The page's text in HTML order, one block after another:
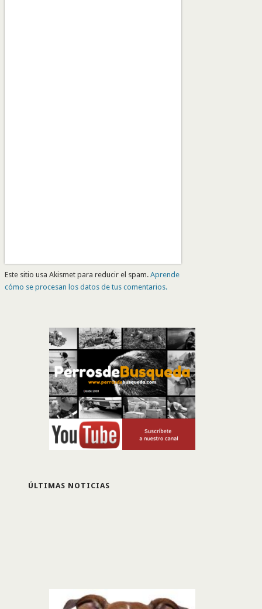
Este sitio usa Akismet para reducir el spam. Aprende
cómo se procesan los datos de tus comentarios.
ÚLTIMAS NOTICIAS